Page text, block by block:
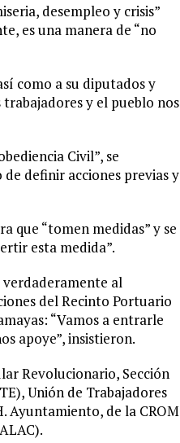
desempleo y crisis”
es una manera de “no
como a su diputados y
y el pueblo nos
Civil”, se
definir acciones previas y
que “tomen medidas” y se
esta medida”.
verdaderamente al
del Recinto Portuario
“Vamos a entrarle
apoye”, insistieron.
Revolucionario, Sección
Unión de Trabajadores
Ayuntamiento, de la CROM